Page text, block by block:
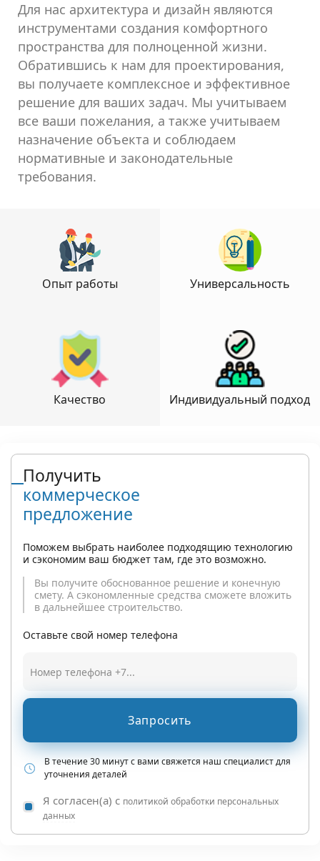
Для нас архитектура и дизайн являются
инструментами создания комфортного
пространства для полноценной жизни.
Обратившись к нам для проектирования,
вы получаете комплексное и эффективное
решение для ваших задач. Мы учитываем
все ваши пожелания, а также учитываем
назначение объекта и соблюдаем
нормативные и законодательные
требования.
Опыт работы Универсальность
Качество Индивидуальный подход
Получить
коммерческое
предложение
Поможем выбрать наиболее подходящию технологию
и сэкономим ваш бюджет там, где это возможно.
Вы получите обоснованное решение и конечную
смету. А сэкономленные средства сможете вложить
в дальнейшее строительство.
Оставьте свой номер телефона
Запросить
В течение 30 минут с вами свяжется наш специалист для
уточнения деталей
Я согласен(а) с политикой обработки персональных
данных